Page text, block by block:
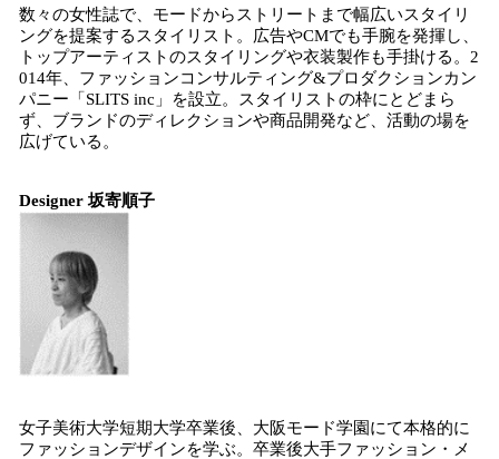
数々の女性誌で、モードからストリートまで幅広いスタイリ
ングを提案するスタイリスト。広告やCMでも手腕を発揮し、
トップアーティストのスタイリングや衣装製作も手掛ける。2
014年、ファッションコンサルティング&プロダクションカン
パニー「SLITS inc」を設立。スタイリストの枠にとどまら
ず、ブランドのディレクションや商品開発など、活動の場を
広げている。
Designer 坂寄順子
女子美術大学短期大学卒業後、大阪モード学園にて本格的に
ファッションデザインを学ぶ。卒業後大手ファッション・メ